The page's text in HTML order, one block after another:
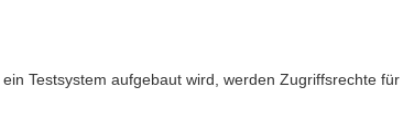
Testsystem aufgebaut wird, werden Zugriffsrechte für